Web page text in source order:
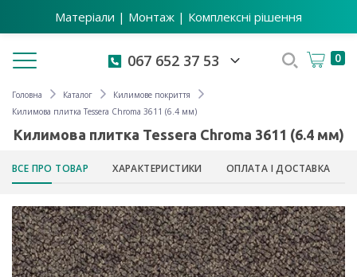
Матеріали | Монтаж | Комплексні рішення
Toggle navigation 067 652 37 53 0
Головна Каталог
Килимове покриття
Килимова плитка Tessera Chroma 3611 (6.4 мм)
Килимова плитка Tessera Chroma 3611 (6.4 мм)
ВСЕ ПРО ТОВАР ХАРАКТЕРИСТИКИ ОПЛАТА І ДОСТАВКА